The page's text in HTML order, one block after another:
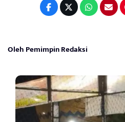
Oleh Pemimpin Redaksi